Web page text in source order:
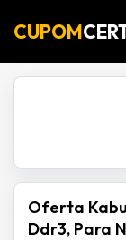
CUPOM
Oferta
Ddr3, Para